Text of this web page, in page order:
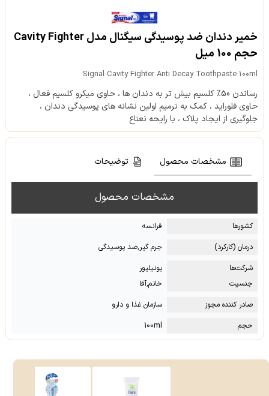
خمیر دندان ضد پوسیدگی سیگنال مدل Cavity Fighter
حجم 100 میل
Signal Cavity Fighter Anti Decay Toothpaste 100ml
رساندن 50% کلسیم بیش تر به دندان ها ، حاوی میکرو کلسیم فعال ،
حاوی فلوراید ، کمک به ترمیم اولین نشانه های پوسیدگی دندان ،
جلوگیری از ایجاد پلاک ، با رایحه نعناع
مشخصات محصول توضیحات
مشخصات محصول
کشور‌ها
فرانسه
درمان (کارکرد)
جرم گیر,ضد پوسیدگی
شرکت‌ها
یونیلیور
جنسیت
خانم,آقا
صادر کننده مجوز
سازمان غذا و دارو
حجم
100ml